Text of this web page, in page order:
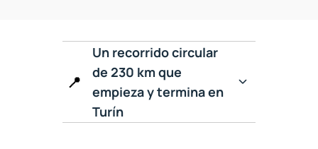
📍
Un recorrido circular
de 230 km que
empieza y termina en
Turín